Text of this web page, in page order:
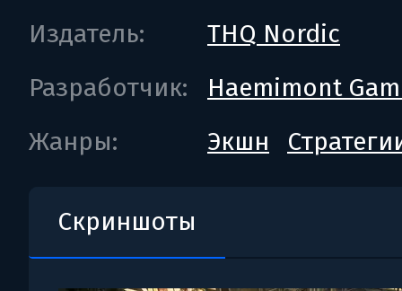
Издатель:
THQ Nordic
Разработчик:
Haemimont
Жанры:
Экшн
Скриншоты